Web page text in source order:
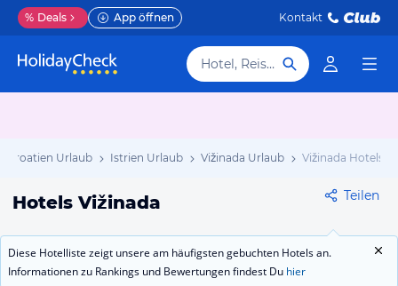
% Deals App öffnen Kontakt
Hotel, Reiseziel
Kroatien Urlaub Istrien Urlaub Vižinada Urlaub Vižinada Hotels
Hotels Vižinada Teilen
Diese Hotelliste zeigt unsere am häufigsten gebuchten Hotels an.
Informationen zu Rankings und Bewertungen findest Du hier